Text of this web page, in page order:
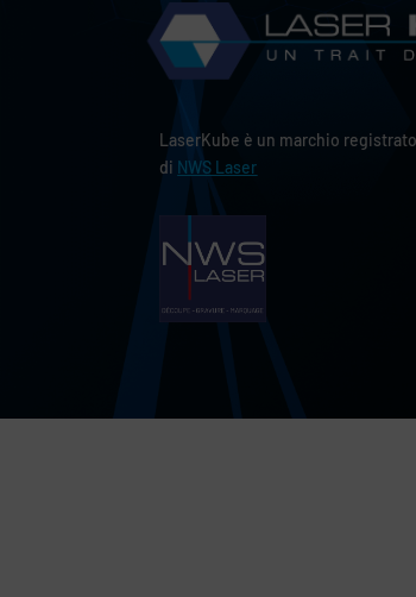
LaserKube è un marchio registrato
di NWS Laser